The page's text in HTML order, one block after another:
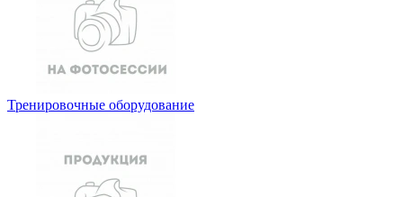
Тренировочные оборудование